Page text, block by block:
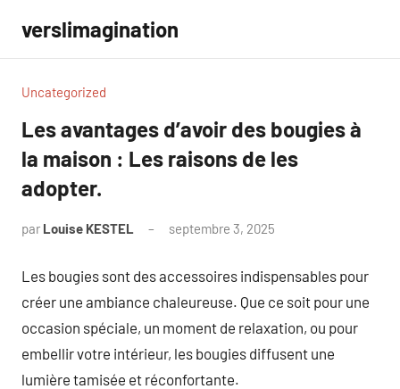
contenu
verslimagination
Uncategorized
Les avantages d’avoir des bougies à
la maison : Les raisons de les
adopter.
par Louise KESTEL septembre 3, 2025
Les bougies sont des accessoires indispensables pour
créer une ambiance chaleureuse. Que ce soit pour une
occasion spéciale, un moment de relaxation, ou pour
embellir votre intérieur, les bougies diffusent une
lumière tamisée et réconfortante.